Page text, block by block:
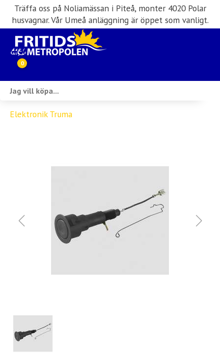
Träffa oss på Noliamässan i Piteå, monter 4020 Polar
husvagnar. Vår Umeå anläggning är öppet som vanligt.
0
Inköp & förmedling
Husbilsuthyrning
Verkstad
Elektronik Truma